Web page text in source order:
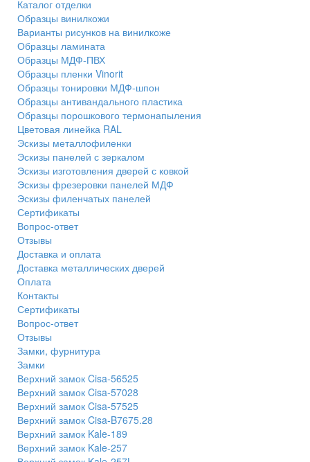
Каталог отделки
Образцы винилкожи
Варианты рисунков на винилкоже
Образцы ламината
Образцы МДФ-ПВХ
Образцы пленки Vinorit
Образцы тонировки МДФ-шпон
Образцы антивандального пластика
Образцы порошкового термонапыления
Цветовая линейка RAL
Эскизы металлофиленки
Эскизы панелей с зеркалом
Эскизы изготовления дверей с ковкой
Эскизы фрезеровки панелей МДФ
Эскизы филенчатых панелей
Сертификаты
Вопрос-ответ
Отзывы
Доставка и оплата
Доставка металлических дверей
Оплата
Контакты
Сертификаты
Вопрос-ответ
Отзывы
Замки, фурнитура
Замки
Верхний замок Cisa-56525
Верхний замок Cisa-57028
Верхний замок Cisa-57525
Верхний замок Cisa-B7675.28
Верхний замок Kale-189
Верхний замок Kale-257